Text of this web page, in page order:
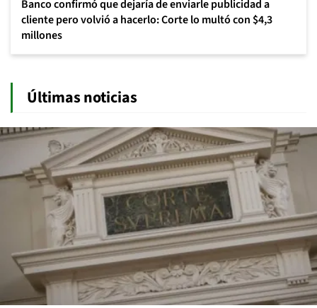
Banco confirmó que dejaría de enviarle publicidad a
cliente pero volvió a hacerlo: Corte lo multó con $4,3
millones
Últimas noticias